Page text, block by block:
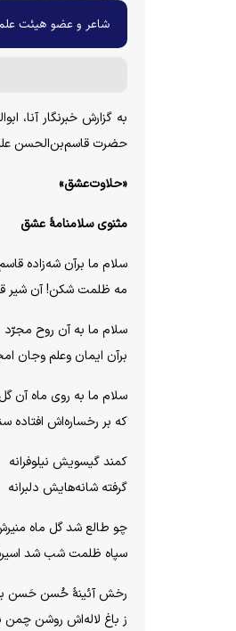
شاعر و عضو هیئت
به گزارش خبرنگار آنا،
حضرت قاسم‌بن‌الحسن
«حلاوت‌عشق»
مثنوی سلامنامهٔ عشق
سلام ما برآن شه‌زاده
مه ظلمت شکن! آن شیر
سلام ما به آن روح مجرّد
برآن ایمان وعلم وجان
سلام ما به روی ماه آن گل
که بر رخساره‌اش افتاده
کمند گیسویش نیلوفرانه
گرفته شانه‌هایش دلبرانه
چو طالع شد گل ماه
سپاه ظلمت شب شد
رخش آئینهٔ حُسن حَسن
ز باغ لاله‌اش روشن چمن